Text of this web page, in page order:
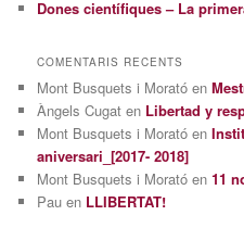
Dones científiques – La
COMENTARIS RECENTS
Mont Busquets i Morató en
Àngels Cugat en Libertad y
Mont Busquets i Morató en
aniversari_[2017- 2018]
Mont Busquets i Morató en11
Pau en LLIBERTAT!